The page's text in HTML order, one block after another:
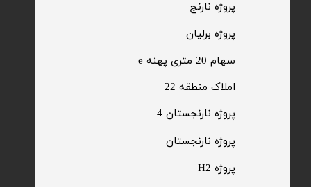
سهام 20 متری پهنه e​​​​​​​
​املاک منطقه 22
پروژه برلیان
پروژه H2
​پروژه نارنج
​پروژه نارنجستان
پروژه نارنجستان 4